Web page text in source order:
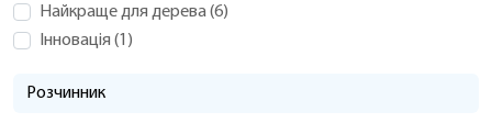
Найкраще для дерева(6)
Iнновація (1 )
Розчинник